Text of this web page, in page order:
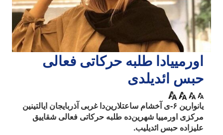
اورمییادا طلبه حرکاتی فعالی
حبس ائدیلدی
یانوارین ۶-ی آخشام ساعتلارین‌دا غربی آذربایجان ایالتینین
مرکزی اورمییا شهرین‌ده طلبه حرکاتی فعالی شقاییق
علیزاده حبس ائدیلیب.